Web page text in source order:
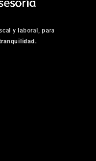
y laboral, para